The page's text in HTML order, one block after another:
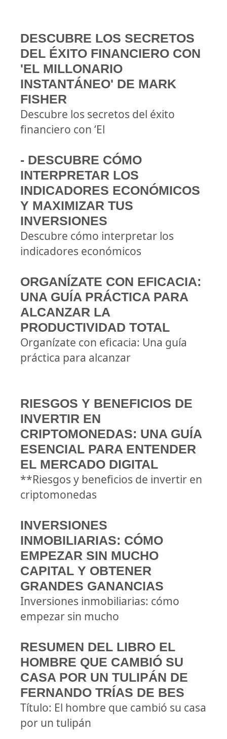
DESCUBRE LOS SECRETOS
DEL ÉXITO FINANCIERO CON
'EL MILLONARIO
INSTANTÁNEO' DE MARK
FISHER
Descubre los secretos del éxito
financiero con ‘El
- DESCUBRE CÓMO
INTERPRETAR LOS
INDICADORES ECONÓMICOS
Y MAXIMIZAR TUS
INVERSIONES
Descubre cómo interpretar los
indicadores económicos
ORGANÍZATE CON EFICACIA:
UNA GUÍA PRÁCTICA PARA
ALCANZAR LA
PRODUCTIVIDAD TOTAL
Organízate con eficacia: Una guía
práctica para alcanzar
RIESGOS Y BENEFICIOS DE
INVERTIR EN
CRIPTOMONEDAS: UNA GUÍA
ESENCIAL PARA ENTENDER
EL MERCADO DIGITAL
**Riesgos y beneficios de invertir en
criptomonedas
INVERSIONES
INMOBILIARIAS: CÓMO
EMPEZAR SIN MUCHO
CAPITAL Y OBTENER
GRANDES GANANCIAS
Inversiones inmobiliarias: cómo
empezar sin mucho
RESUMEN DEL LIBRO EL
HOMBRE QUE CAMBIÓ SU
CASA POR UN TULIPÁN DE
FERNANDO TRÍAS DE BES
Título: El hombre que cambió su casa
por un tulipán